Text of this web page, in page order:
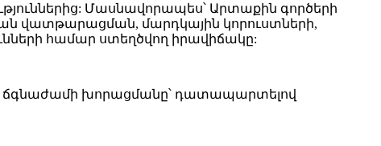
Մասնավորապես՝ Արտաքին գործերի
վատթարացման, մարդկային կորուստների,
համար ստեղծվող իրավիճակը:
ճգնաժամի խորացմանը՝ դատապարտելով